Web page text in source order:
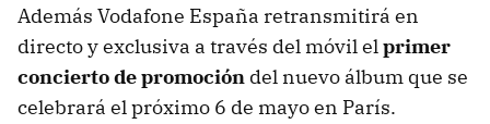
Además Vodafone España retransmitirá en
directo y exclusiva a través del móvil elprimer
concierto de promoción del nuevo álbum que se
celebrará el próximo 6 de mayo en París.